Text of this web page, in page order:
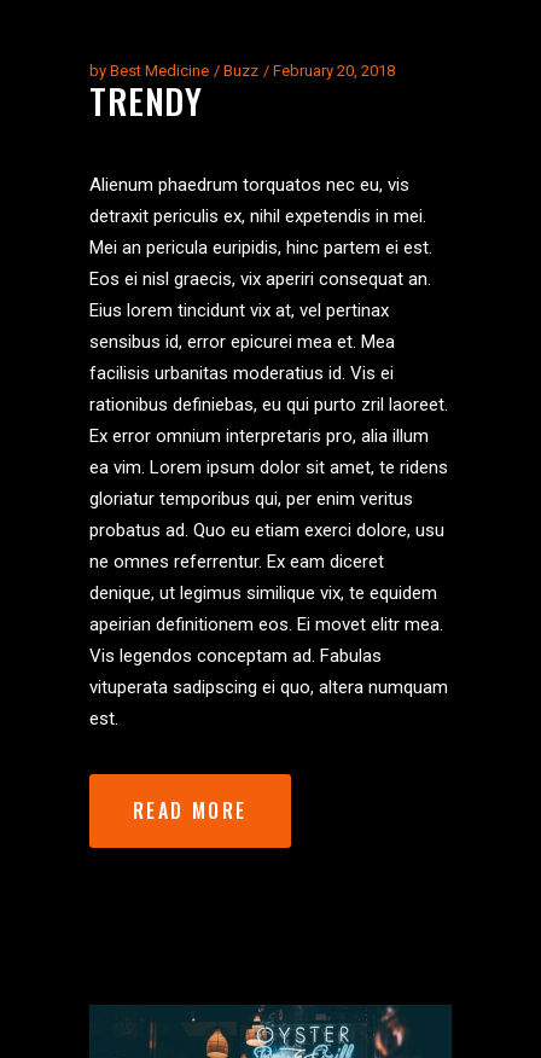
by Best Medicine Buzz February 20, 2018
TRENDY
Alienum phaedrum torquatos nec eu, vis
detraxit periculis ex, nihil expetendis in mei.
Mei an pericula euripidis, hinc partem ei est.
Eos ei nisl graecis, vix aperiri consequat an.
Eius lorem tincidunt vix at, vel pertinax
sensibus id, error epicurei mea et. Mea
facilisis urbanitas moderatius id. Vis ei
rationibus definiebas, eu qui purto zril laoreet.
Ex error omnium interpretaris pro, alia illum
ea vim. Lorem ipsum dolor sit amet, te ridens
gloriatur temporibus qui, per enim veritus
probatus ad. Quo eu etiam exerci dolore, usu
ne omnes referrentur. Ex eam diceret
denique, ut legimus similique vix, te equidem
apeirian definitionem eos. Ei movet elitr mea.
Vis legendos conceptam ad. Fabulas
vituperata sadipscing ei quo, altera numquam
est.
READ MORE